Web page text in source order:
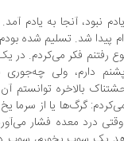
آنجا به یادم آمد.
تسلیم شده بودم. فکر
فکر می‌کردم. در یک
ولی چه‌جوری
توانستم آن را
یا از سرما یخ زدن،
معده فشار می‌آورد یک